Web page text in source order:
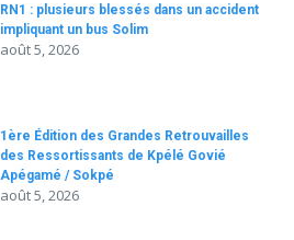
RN1 : plusieurs blessés dans un accident
impliquant un bus Solim
août 5, 2026
1ère Édition des Grandes Retrouvailles
des Ressortissants de Kpélé Govié
Apégamé / Sokpé
août 5, 2026